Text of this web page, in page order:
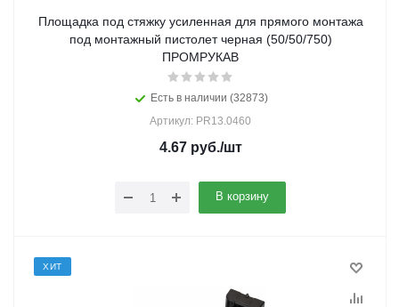
Площадка под стяжку усиленная для прямого монтажа
под монтажный пистолет черная (50/50/750)
ПРОМРУКАВ
Есть в наличии (32873)
Артикул: PR13.0460
4.67руб./шт
В корзину
ХИТ